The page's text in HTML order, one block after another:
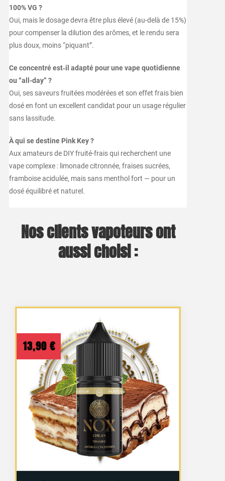
100% VG ?
Oui, mais le dosage devra être plus élevé (au-delà de 15%)
pour compenser la dilution des arômes, et le rendu sera
plus doux, moins “piquant”.
Ce concentré est‑il adapté pour une vape quotidienne
ou “all-day” ?
Oui, ses saveurs fruitées modérées et son effet frais bien
dosé en font un excellent candidat pour un usage régulier
sans lassitude.
À qui se destine Pink Key ?
Aux amateurs de DIY fruité-frais qui recherchent une
vape complexe : limonade citronnée, fraises sucrées,
framboise acidulée, mais sans menthol fort — pour un
dosé équilibré et naturel.
Nos clients vapoteurs ont
aussi choisi :
13,90 €